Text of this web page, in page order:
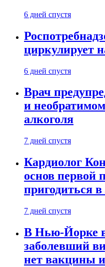
6 дней спустя
циркулирует
6 дней спустя
Врач
и
алкоголя
7 дней спустя
Кардиолог
основ первой
пригодиться
7 дней спустя
В Нью-Йорке
заболевший
нет вакцины